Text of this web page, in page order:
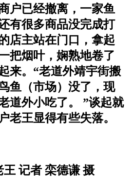
户已经撤离，一家鱼
有很多商品没完成打
店主站在门口，拿起
把烟叶，娴熟地卷了
来。“老道外靖宇街搬
鱼（市场）没了，现
道外小吃了。 ”谈起就
老王显得有些失落。
王 记者 栾德谦 摄